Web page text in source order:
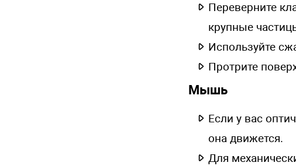
Переверните
крупные
Используйте
Протрите
Мышь
Если у вас
она движется.
Для